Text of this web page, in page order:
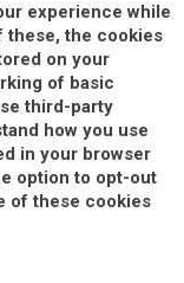
experience while
these, the cookies
on your
of basic
third-party
how you use
in your browser
option to opt-out
of these cookies